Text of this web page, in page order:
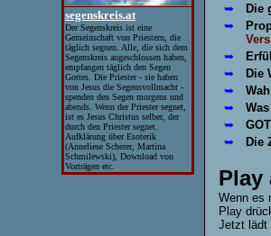
segenskreis.at
Der Segenskreis ist eine
Gemeinschaft von Priestern, die
täglich segnen. Alle, die sich dem
Segenskreis angeschlossen haben,
empfangen täglich den Segen
Gottes. Die Priester - sie haben
von Jesus die Segensvollmacht -
spenden den Segen morgens und
abends. Wenn der Priester segnet,
ist es Jesus Christus selber, der
durch den Priester segnet.
Aufklärung über Esoterik
(Anneliese Scherer, Martina
Schmilewski), Download von
Vorträgen etc.
➥
Die
➥
➥
➥
Die
➥
➥
➥
➥
Die
Play
Wenn es
Play
Jetzt lädt